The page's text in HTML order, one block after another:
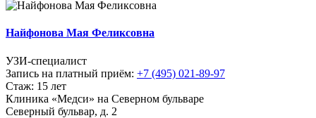
Найфонова Мая Феликсовна
УЗИ-специалист
Запись на платный приём: +7 (495) 021-89-97
Стаж: 15 лет
Клиника «Медси» на Северном бульваре
Северный бульвар, д. 2